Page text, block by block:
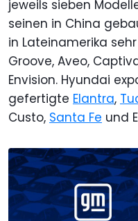
jeweils sieben
seinen in China
in Lateinamerika
Groove, Aveo,
Envision. Hyundai
gefertigte Elantra,
Custo, Santa Fe und